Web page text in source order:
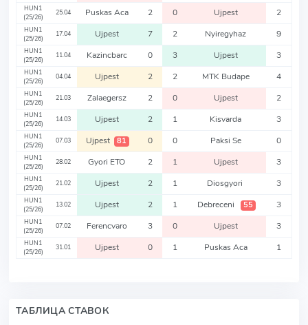
HUN1
(25/26)
25.04 Puskas Aca 2 0 Ujpest 2
HUN1
(25/26)
17.04 Ujpest 7 2 Nyiregyhaz 9
HUN1
(25/26)
11.04 Kazincbarc 0 3 Ujpest 3
HUN1
(25/26)
04.04 Ujpest 2 2 MTK Budape 4
HUN1
(25/26)
21.03 Zalaegersz 2 0 Ujpest 2
HUN1
(25/26)
14.03 Ujpest 2 1 Kisvarda 3
HUN1
(25/26)
07.03 Ujpest 81 0 0 Paksi Se 0
HUN1
(25/26)
28.02 Gyori ETO 2 1 Ujpest 3
HUN1
(25/26)
21.02 Ujpest 2 1 Diosgyori 3
HUN1
(25/26)
13.02 Ujpest 2 1 Debreceni 55 3
HUN1
(25/26)
07.02 Ferencvaro 3 0 Ujpest 3
HUN1
(25/26)
31.01 Ujpest 0 1 Puskas Aca 1
ТАБЛИЦА СТАВОК